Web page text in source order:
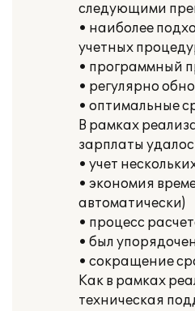
следующими
• наиболее
учетных
• программный
• регулярно
• оптимальные
В рамках
зарплаты
• учет
• экономия
автоматически)
• процесс
• был
• сокращение
Как в рамках
техническая